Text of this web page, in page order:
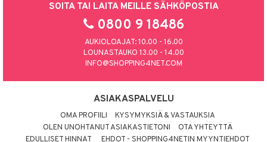
SOITA TAI LAITA MEILLE SÄHKÖPOSTIA
0800 9 18486
AUKIOLOAJAT: 10.00 - 16.00
LOUNASTAUKO 13.00 - 14.00
INFO@SHOPPING4NET.COM
ASIAKASPALVELU
OMA PROFIILI
KYSYMYKSIÄ & VASTAUKSIA
OLEN UNOHTANUT ASIAKASTIETONI
OTA YHTEYTTÄ
EDULLISET HINNAT
EHDOT - SHOPPING4NETIN MYYNTIEHDOT